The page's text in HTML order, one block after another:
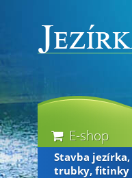
E-shop
Stavba
trubky, fitinky